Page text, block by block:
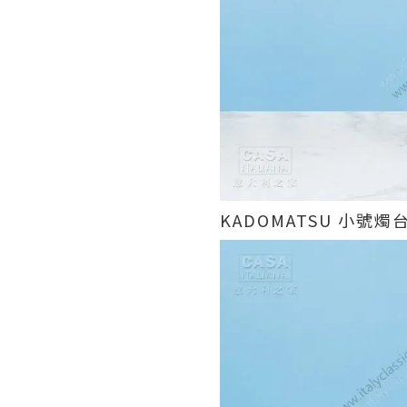
KADOMATSU 小號燭